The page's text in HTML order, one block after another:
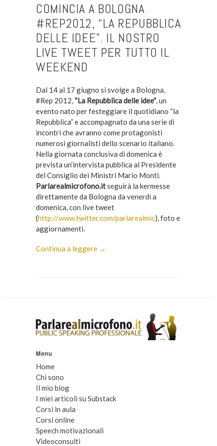
COMINCIA A BOLOGNA
#REP2012, “LA REPUBBLICA
DELLE IDEE”. IL NOSTRO
LIVE TWEET PER TUTTO IL
WEEKEND
Dal 14 al 17 giugno si svolge a Bologna,
#Rep 2012, “La Repubblica delle idee”, un
evento nato per festeggiare il quotidiano “la
Repubblica” e accompagnato da una serie di
incontri che avranno come protagonisti
numerosi giornalisti dello scenario italiano.
Nella giornata conclusiva di domenica è
prevista un’intervista pubblica al Presidente
del Consiglio dei Ministri Mario Monti.
Parlarealmicrofono.itseguirà la kermesse
direttamente da Bologna da venerdì a
domenica, con live tweet
(http://www.twitter.com/parlarealmic), foto e
aggiornamenti.
Continua a leggere →
Menu
Home
Chi sono
Il mio blog
I miei articoli su Substack
Corsi in aula
Corsi online
Speech motivazionali
Videoconsulti